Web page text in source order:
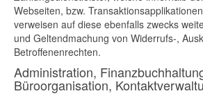
Webseiten, bzw.
verweisen auf diese ebenfalls zwecks
und Geltendmachung von Widerrufs-,
Betroffenenrechten.
Administration,
Büroorganisation,